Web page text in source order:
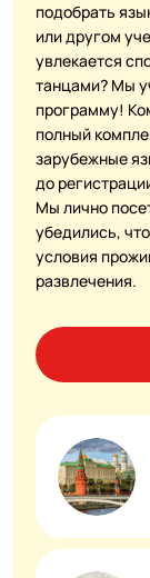
подобрать
или другом
увлекается
танцами? Мы
программу!
полный
зарубежные
до
Мы лично
убедились,
условия
развлечения.